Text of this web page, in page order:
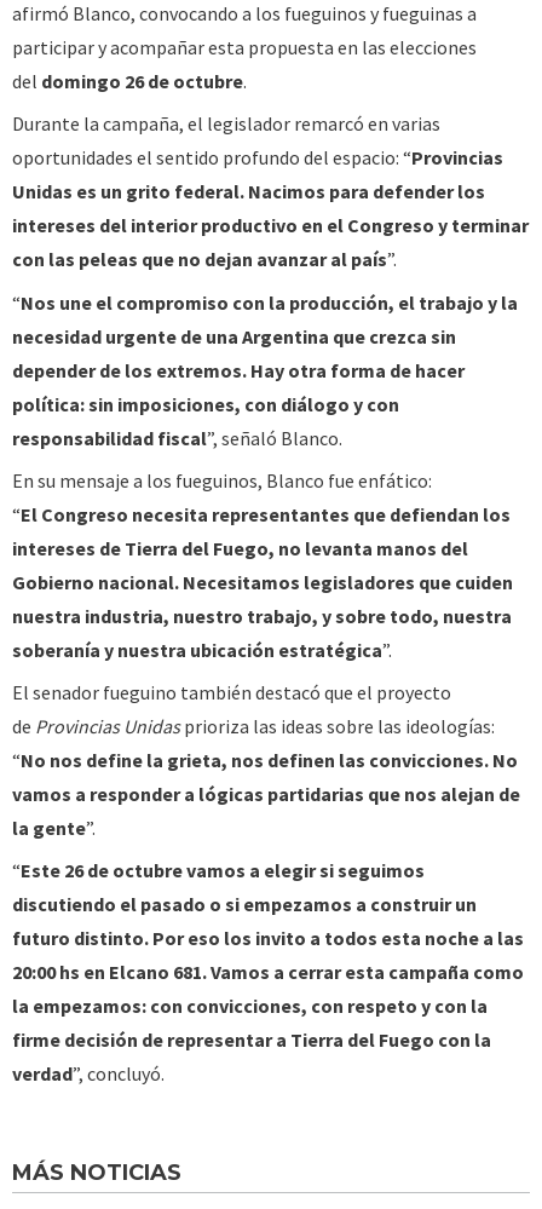
afirmó Blanco, convocando a los fueguinos y fueguinas a
participar y acompañar esta propuesta en las elecciones
del domingo 26 de octubre.
Durante la campaña, el legislador remarcó en varias
oportunidades el sentido profundo del espacio: “Provincias
Unidas es un grito federal. Nacimos para defender los
intereses del interior productivo en el Congreso y terminar
con las peleas que no dejan avanzar al país”.
“Nos une el compromiso con la producción, el trabajo y la
necesidad urgente de una Argentina que crezca sin
depender de los extremos. Hay otra forma de hacer
política: sin imposiciones, con diálogo y con
responsabilidad fiscal”, señaló Blanco.
En su mensaje a los fueguinos, Blanco fue enfático:
“El Congreso necesita representantes que defiendan los
intereses de Tierra del Fuego, no levanta manos del
Gobierno nacional. Necesitamos legisladores que cuiden
nuestra industria, nuestro trabajo, y sobre todo, nuestra
soberanía y nuestra ubicación estratégica”.
El senador fueguino también destacó que el proyecto
de Provincias Unidasprioriza las ideas sobre las ideologías:
“No nos define la grieta, nos definen las convicciones. No
vamos a responder a lógicas partidarias que nos alejan de
la gente”.
“Este 26 de octubre vamos a elegir si seguimos
discutiendo el pasado o si empezamos a construir un
futuro distinto. Por eso los invito a todos esta noche a las
20:00 hs en Elcano 681. Vamos a cerrar esta campaña como
la empezamos: con convicciones, con respeto y con la
firme decisión de representar a Tierra del Fuego con la
verdad”, concluyó.
MÁS NOTICIAS